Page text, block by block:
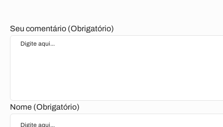
Seu comentário (Obrigatório)
Nome (Obrigatório)